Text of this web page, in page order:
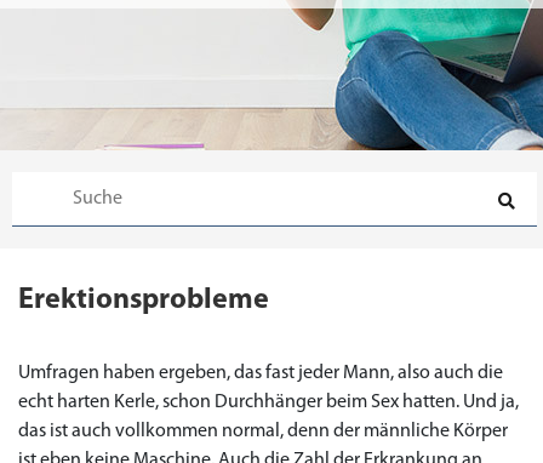
Erektionsprobleme
Umfragen haben ergeben, das fast jeder Mann, also auch die
echt harten Kerle, schon Durchhänger beim Sex hatten. Und ja,
das ist auch vollkommen normal, denn der männliche Körper